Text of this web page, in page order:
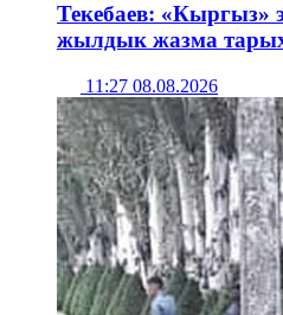
Текебаев: «Кыргыз»
жылдык жазма
11:27 08.08.2026